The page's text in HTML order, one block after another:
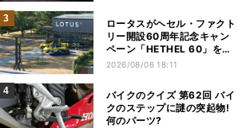
ロータスがヘセル・ファクト
リー開設60周年記念キャン
ペーン「HETHEL 60」を実
施
2026/08/06 18:11
バイクのクイズ 第62回 バイ
クのステップに謎の突起物!
何のパーツ?